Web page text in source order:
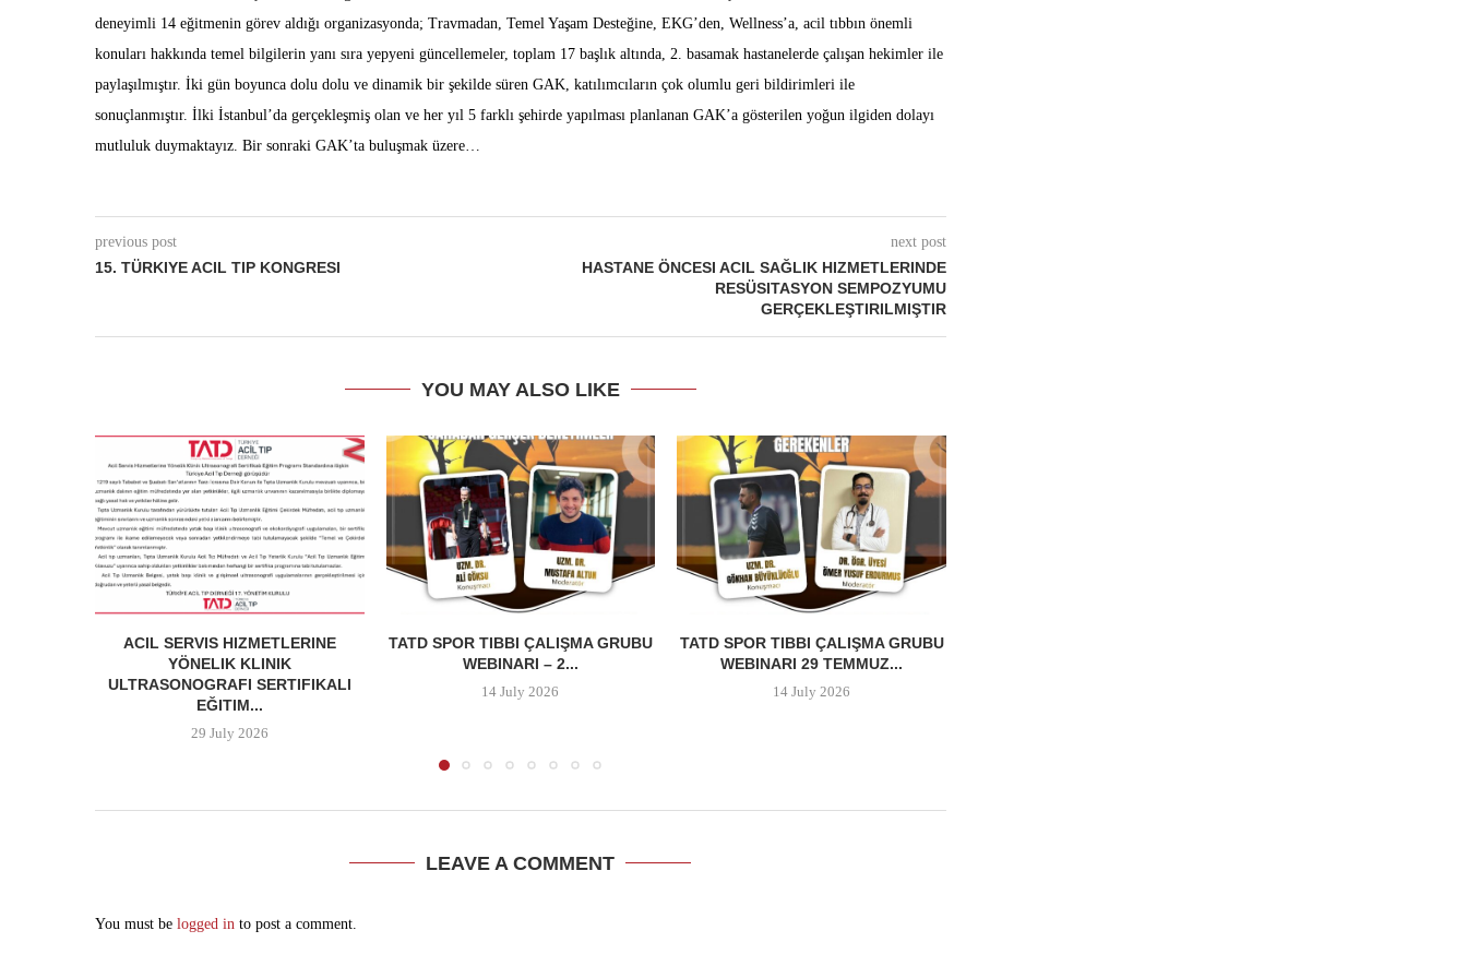
deneyimli 14 eğitmenin görev aldığı organizasyonda; Travmadan, Temel Yaşam Desteğine, EKG’den, Wellness’a, acil tıbbın önemli
konuları hakkında temel bilgilerin yanı sıra yepyeni güncellemeler, toplam 17 başlık altında, 2. basamak hastanelerde çalışan hekimler ile
paylaşılmıştır. İki gün boyunca dolu dolu ve dinamik bir şekilde süren GAK, katılımcıların çok olumlu geri bildirimleri ile
sonuçlanmıştır. İlki İstanbul’da gerçekleşmiş olan ve her yıl 5 farklı şehirde yapılması planlanan GAK’a gösterilen yoğun ilgiden dolayı
mutluluk duymaktayız. Bir sonraki GAK’ta buluşmak üzere…
previous post
15. TÜRKIYE ACIL TIP KONGRESI
next post
HASTANE ÖNCESI ACIL SAĞLIK HIZMETLERINDE
RESÜSITASYON SEMPOZYUMU
GERÇEKLEŞTIRILMIŞTIR
YOU MAY ALSO LIKE
ACIL SERVIS HIZMETLERINE
YÖNELIK KLINIK
ULTRASONOGRAFI SERTIFIKALI
EĞITIM...
29 July 2026
TATD SPOR TIBBI ÇALIŞMA GRUBU
WEBINARI – 2...
14 July 2026
TATD SPOR TIBBI ÇALIŞMA GRUBU
WEBINARI 29 TEMMUZ...
14 July 2026
LEAVE A COMMENT
You must be logged in to post a comment.